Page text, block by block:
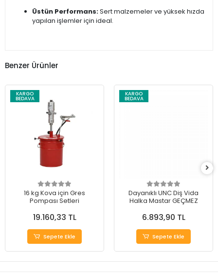
Üstün Performans:Sert malzemeler ve yüksek hızda
yapılan işlemler için ideal.
Benzer Ürünler
KARGO
BEDAVA
16 kg Kova için Gres
Pompası Setleri
19.160,33 TL
Sepete Ekle
KARGO
BEDAVA
Dayanıklı UNC Diş Vida
Halka Mastar GEÇMEZ
6.893,90 TL
Sepete Ekle